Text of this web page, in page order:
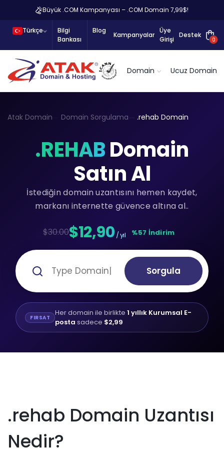
Büyük .COM Kampanyası – .COM Domain 7,99$!
Türkçe
Bilgi
Bankası
Blog
Kampanyalar
Üye
Girişi
Destek
0
Domain Ucuz Domain
Atak Domain Domain Sorgulama .rehab Domain
.REHABDomain
Satın Al
İstediğin domain uzantısını hemen kaydet,
markanı internette güvence altına al..
$30.00$12,90 / yıl %57 İndirim
Sorgula
FIRSAT Her domain ile birlikte 1 yıllık Kurumsal E-
posta sadece $2,99
.rehab Domain Uzantısı
Nedir?